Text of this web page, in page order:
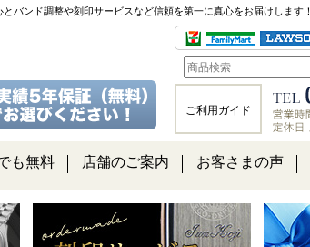
バンド調整や刻印サービスなど信頼を第一に真心をお届けします！
ご利用ガイド
も無料 店舗のご案内 お客さまの声